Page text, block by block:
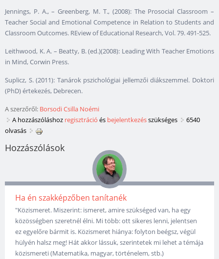
Jennings, P. A., – Greenberg, M. T., (2008): The Prosocial Classroom –
Teacher Social and Emotional Competence in Relation to Students and
Classroom Outcomes. REview of Educational Research, Vol. 79. 491-525.
Leithwood, K. A. – Beatty, B. (ed.)(2008): Leading With Teacher Emotions
in Mind, Corwin Press.
Suplicz, S. (2011): Tanárok pszichológiai jellemzői diákszemmel. Doktori
(PhD) értekezés, Debrecen.
A szerzőről: Borsodi Csilla Noémi
A hozzászóláshoz regisztráció és bejelentkezésszükséges
6540
olvasás
Hozzászólások
Ha én szakképzőben tanítanék
"Közismeret. Miszerint: ismeret, amire szükséged van, ha egy
közösségben szeretnél élni. Mi több: ott sikeres lenni, jelentsen
ez egyelőre bármit is. Közismeret hiánya: folyton beégsz, végül
hülyén halsz meg! Hát akkor lássuk, szerintetek mi lehet a témája
közismereti (Matematika, magyar, történelem, stb.)